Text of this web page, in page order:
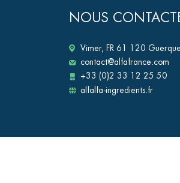
NOUS
Vimer, FR 61 120
contact@alfafrance.com
+33 (0)2 33 12 25 50
alfalfa-ingredients.fr